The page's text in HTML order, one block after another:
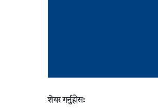
शेयर गर्नुहोस: